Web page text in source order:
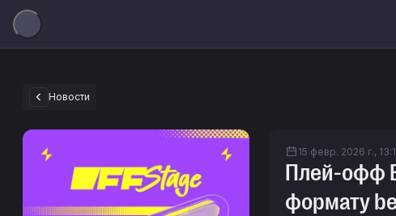
Новости
15 февр. 2026 г.,
Плей-офф
формату